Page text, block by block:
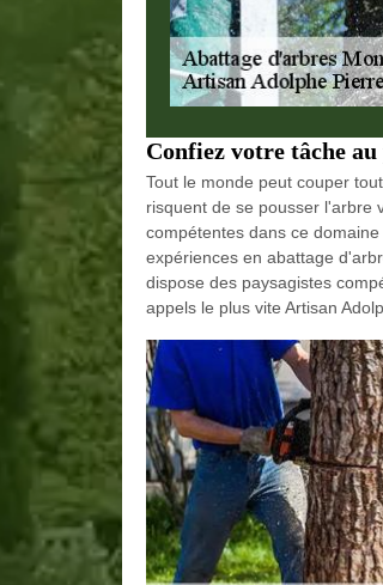
Confiez votre tâche
Tout le monde peut couper
risquent de se pousser l'arbre
compétentes dans ce
expériences en abattage
dispose des paysagistes
appels le plus vite Artisan